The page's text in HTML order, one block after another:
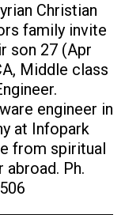
Christian
family invite
son 27 (Apr
Middle class
engineer in
at Infopark
from spiritual
Ph.